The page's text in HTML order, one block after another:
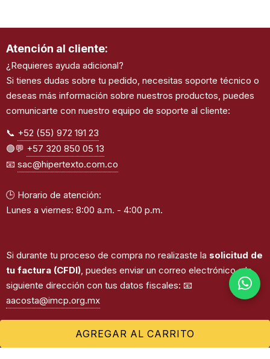
AGREGAR AL CARRITO
Atención al cliente:
¿Requieres ayuda adicional?
Si tienes dudas sobre tu pedido, necesitas soporte técnico o
deseas más información sobre nuestros productos, puedes
comunicarte con nuestro equipo de soporte al cliente:
📞 +52 (55) 972 191 23
🟢💬 +57 320 850 05 13
📧 sac@hipertexto.com.co
🕒 Horario de atención:
Lunes a viernes: 8:00 a.m. - 4:00 p.m.
Si durante tu proceso de compra no realizaste la solicitud de
tu factura (CFDI), puedes enviar un correo electrónico a la
siguiente dirección con tus datos fiscales: 📧
aacosta@imcp.org.mx
Instituto Mexicano de Contadores Públicos.